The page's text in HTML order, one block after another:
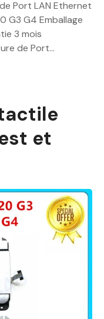
Port LAN Ethernet
G3 G4 Emballage
3 mois
de Port…
et